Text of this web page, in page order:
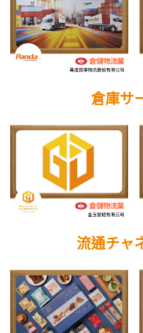
客製提袋
陳列架包裝
貼紙印刷
價格專區
檔案上傳區
常見問題
Line 即
倉庫サ
流通チャ
公版手提盒
公版掀蓋盒
公版派盒
公版抽屜式提盒
公版雙扣提盒
公版T型提盒
收納紙箱